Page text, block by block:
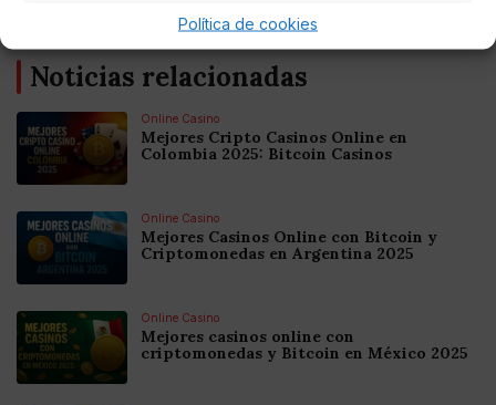
Política de cookies
Noticias relacionadas
Online Casino
Mejores Cripto Casinos Online en
Colombia 2025: Bitcoin Casinos
Online Casino
Mejores Casinos Online con Bitcoin y
Criptomonedas en Argentina 2025
Online Casino
Mejores casinos online con
criptomonedas y Bitcoin en México 2025